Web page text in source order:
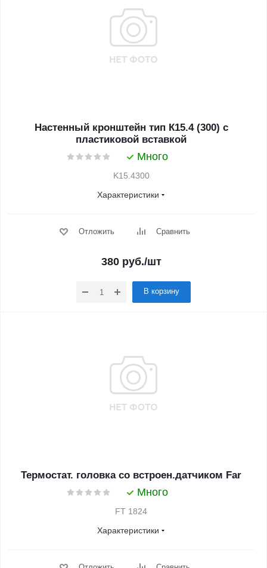
Настенный кронштейн тип К15.4 (300) с
пластиковой вставкой
Много
K15.4300
Характеристики
Отложить Сравнить
380 руб./шт
В корзину
Термостат. головка со встроен.датчиком Far
Много
FT 1824
Характеристики